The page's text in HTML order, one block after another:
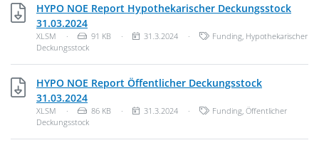
HYPO NOE Report Hypothekarischer Deckungsstock
31.03.2024XLSM, 91 KB
Dateityp: Unbekannter Dateityp
XLSM · Dateigröße:
91 KB · Veröffentlichungsdatum:
31.3.2024 · Kategorien:
Funding, Hypothekarischer
Deckungsstock
HYPO NOE Report Öffentlicher Deckungsstock
31.03.2024XLSM, 86 KB
Dateityp: Unbekannter Dateityp
XLSM · Dateigröße:
86 KB · Veröffentlichungsdatum:
31.3.2024 · Kategorien:
Funding, Öffentlicher
Deckungsstock